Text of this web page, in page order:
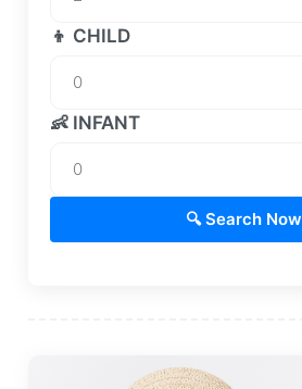
👦 CHILD
👶 INFANT
🔍 Search Now